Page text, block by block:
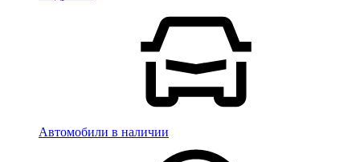
Автомобили в наличии